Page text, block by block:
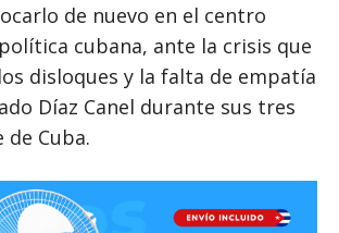
de nuevo en el centro
cubana, ante la crisis que
disloques y la falta de empatía
Díaz Canel durante sus tres
Cuba.